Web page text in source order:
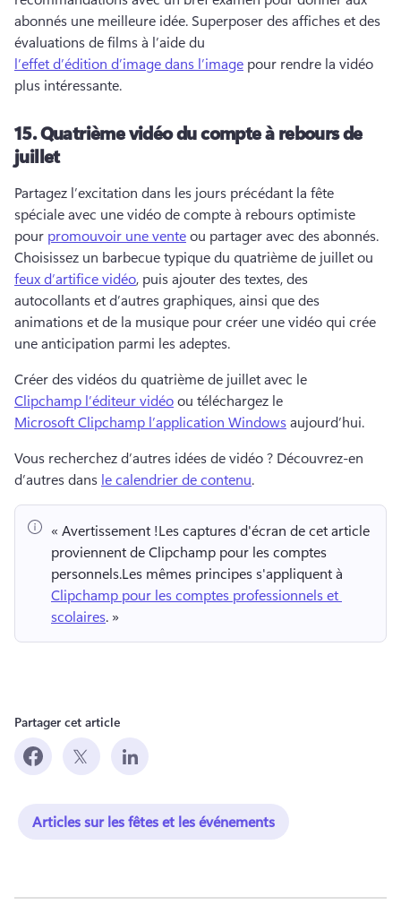
abonnés une meilleure idée. Superposer des affiches et des
évaluations de films à l’aide du
l’effet d’édition d’image dans l’image pour rendre la vidéo
plus intéressante.
15.Quatrième vidéo du compte à rebours de
juillet
Partagez l’excitation dans les jours précédant la fête
spéciale avec une vidéo de compte à rebours optimiste
pour promouvoir une vente
Choisissez un barbecue typique du quatrième de juillet ou
feux d’artifice vidéo, puis ajouter des textes, des
autocollants et d’autres graphiques, ainsi que des
animations et de la musique pour créer une vidéo qui crée
une anticipation parmi les adeptes.
Créer des vidéos du quatrième de juillet avec le
Clipchamp l’éditeur vidéo ou téléchargez le
Microsoft Clipchamp l’application Windows aujourd’hui.
Vous recherchez d’autres idées de vidéo ? Découvrez-en
d’autres dans le calendrier de contenu.
« Avertissement !Les captures d'écran de cet article
proviennent de Clipchamp pour les comptes
personnels.
Clipchamp pour les comptes professionnels et
scolaires. »
Partager cet article
Articles sur les fêtes et les événements